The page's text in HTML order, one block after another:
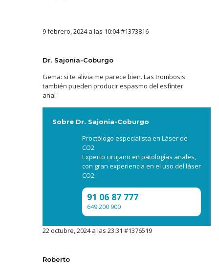
9 febrero, 2024 a las 10:04#1373816
Dr. Sajonia-Coburgo
Gema: si te alivia me parece bien. Las trombosis
también pueden producir espasmo del esfínter
anal
Sobre Dr. Sajonia-Coburgo
Proctólogo especialista en Láser de
CO2
Experto cirujano en patologías anales,
con gran experiencia en el uso del láser
CO2.
91 06 87 777
649 200 900
22 octubre, 2024 a las 23:31 #1376519
Roberto